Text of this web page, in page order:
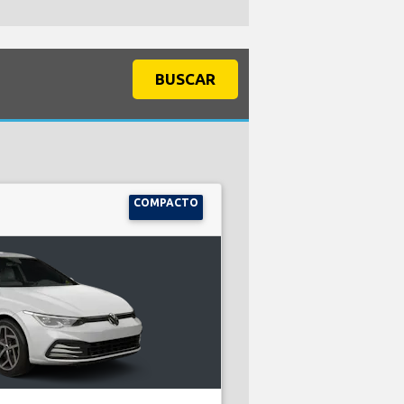
BUSCAR
COMPACTO